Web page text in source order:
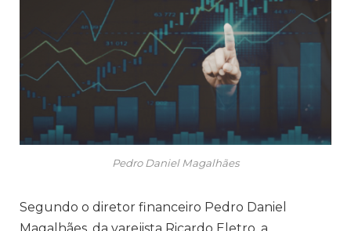
Pedro Daniel Magalhães
Segundo o diretor financeiro Pedro Daniel
Magalhães, da varejista Ricardo Eletro, a